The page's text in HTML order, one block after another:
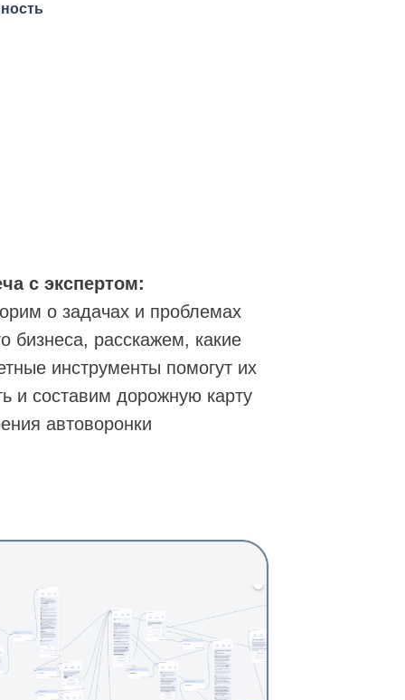
с экспертом:
о задачах и проблемах
бизнеса, расскажем, какие
инструменты помогут их
и составим дорожную карту
автоворонки